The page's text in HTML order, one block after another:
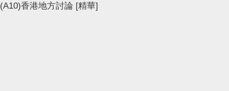
(A10)香港地方討論 [精華]